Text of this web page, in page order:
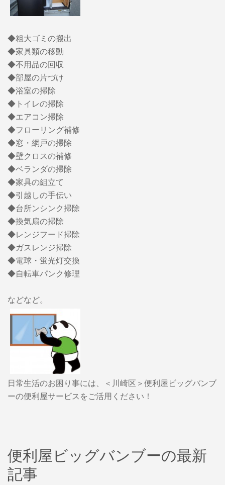
◆粗大ゴミの搬出
◆家具類の移動
◆不用品の回収
◆部屋の片づけ
◆浴室の掃除
◆トイレの掃除
◆エアコン掃除
◆フローリング補修
◆窓・網戸の掃除
◆壁クロスの補修
◆ベランダの掃除
◆家具の組立て
◆引越しの手伝い
◆台所ンシンク掃除
◆換気扇の掃除
◆レンジフード掃除
◆ガスレンジ掃除
◆電球・蛍光灯交換
◆自転車パンク修理
などなど。
日常生活のお困り事には、＜川崎区＞便利屋ビッグバンブ
ーの便利屋サービスをご活用ください！
便利屋ビッグバンブーの最新
記事